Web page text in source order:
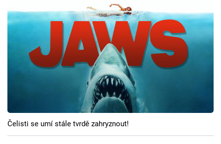
Filmy
Seriály
Pořady
TV Program
Čelisti se umí stále tvrdě zahryznout!